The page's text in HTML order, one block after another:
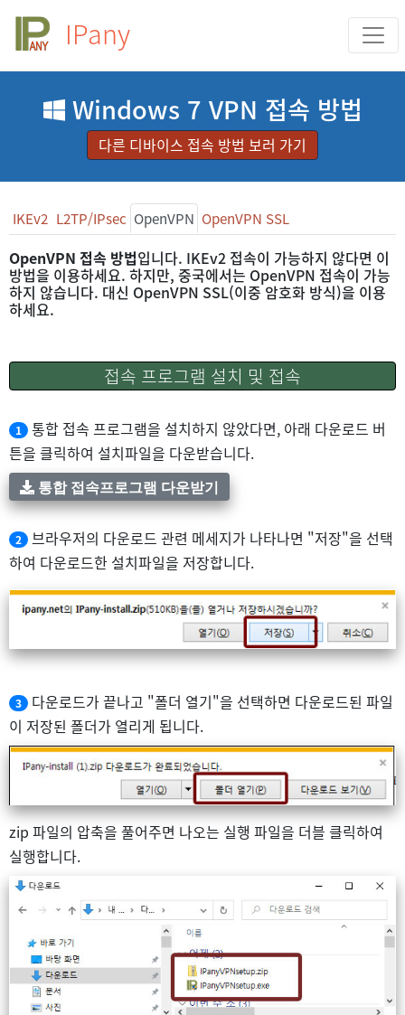
IPany
Windows 7 VPN 접속 방법
다른 디바이스 접속 방법 보러 가기
IKEv2 L2TP/IPsec OpenVPN OpenVPN SSL
OpenVPN 접속 방법입니다. IKEv2 접속이 가능하지 않다면 이
방법을 이용하세요. 하지만, 중국에서는 OpenVPN 접속이 가능
하지 않습니다. 대신 OpenVPN SSL(이중 암호화 방식)을 이용
하세요.
접속 프로그램 설치 및 접속
1
통합 접속 프로그램을 설치하지 않았다면, 아래 다운로드 버
튼을 클릭하여 설치파일을 다운받습니다.
통합 접속프로그램 다운받기
2
브라우저의 다운로드 관련 메세지가 나타나면 "저장"을 선택
하여 다운로드한 설치파일을 저장합니다.
3
다운로드가 끝나고 "폴더 열기"을 선택하면 다운로드된 파일
이 저장된 폴더가 열리게 됩니다.
zip 파일의 압축을 풀어주면 나오는 실행 파일을 더블 클릭하여
실행합니다.